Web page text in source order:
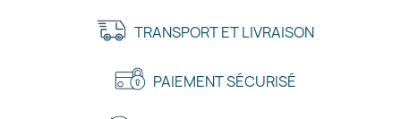
TRANSPORT ET LIVRAISON
PAIEMENT SÉCURISÉ